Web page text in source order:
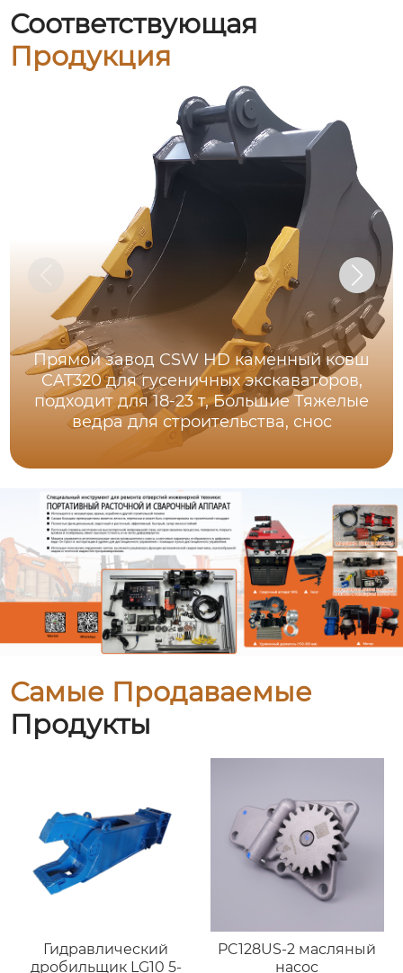
Соответствующая
Продукция
Прямой завод CSW HD каменный ковш
CAT320 для гусеничных экскаваторов,
подходит для 18-23 т, Большие Тяжелые
ведра для строительства, снос
Самые Продаваемые
Продукты
Гидравлический
дробильщик LG10 5-
PC128US-2 масляный
насос